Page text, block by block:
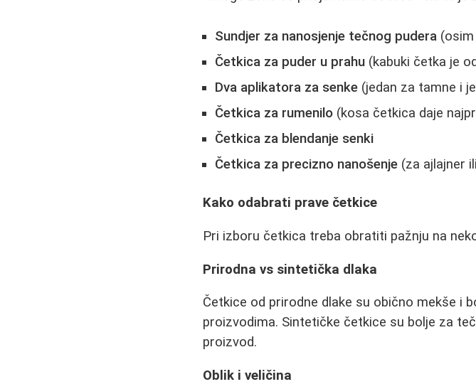
Sundjer za nanosjenje tečnog pudera
Četkica za puder u prahu (kabuki četka je
Dva aplikatora za senke (jedan za tamne i
Četkica za rumenilo (kosa četkica daje
Četkica za blendanje senki
Četkica za precizno nanošenje (za ajlajner
Kako odabrati prave četkice
Pri izboru četkica treba obratiti pažnju na
Prirodna vs sintetička dlaka
Četkice od prirodne dlake su obično mekše i
proizvodima. Sintetičke četkice su bolje za
proizvod.
Oblik i veličina